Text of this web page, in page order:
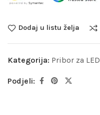
Dodaj u listu želja
Kategorija: Pribor za LED
Podjeli: